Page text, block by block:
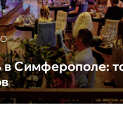
в Симферополе: